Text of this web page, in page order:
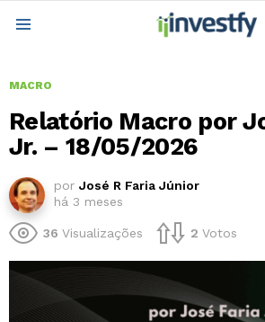
MACRO
Relatório Macro por
Jr. – 18/05/2026
por José R Faria Júnior
há 3 meses
36 Visualizações 2 Votos